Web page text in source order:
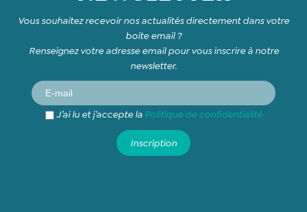
Vous souhaitez recevoir nos actualités directement dans votre
boite email ?
Renseignez votre adresse email pour vous inscrire à notre
newsletter.
J’ai lu et j’accepte la Politique de confidentialité